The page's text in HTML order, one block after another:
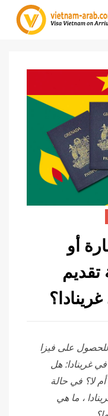
أو
تقديم
على فيزا
غرينادا: هل
أم لا؟ في حالة
، ما هي